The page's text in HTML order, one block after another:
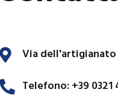
Via dell'artigianato
Telefono: +39 0321